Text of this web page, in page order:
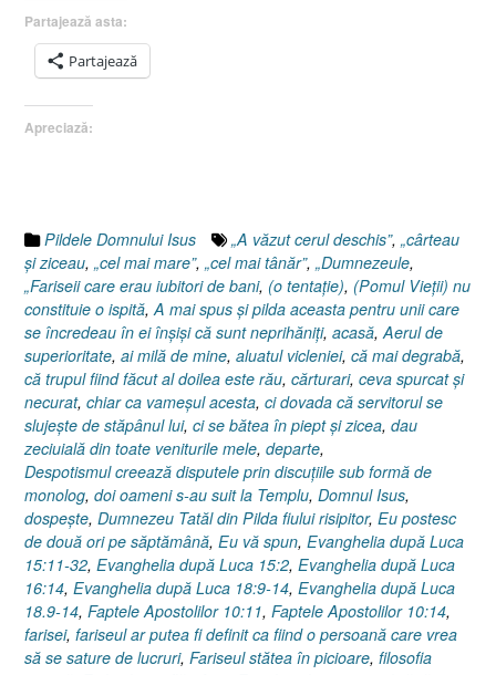
vameşului
şi
a
fariseului”
Partajează asta:
Partajează
Apreciază:
Pildele Domnului Isus „A văzut cerul deschis”, „cârteau
şi ziceau, „cel mai mare”, „cel mai tânăr”, „Dumnezeule,
„Fariseii care erau iubitori de bani, (o tentaţie), (Pomul Vieţii) nu
constituie o ispită,A mai spus şi pilda aceasta pentru unii care
se încredeau în ei înşişi că sunt neprihăniţi, acasă,Aerul de
superioritate, ai milă de mine, aluatul vicleniei, că mai degrabă,
că trupul fiind făcut al doilea este rău, cărturari, ceva spurcat şi
necurat, chiar ca vameşul acesta, ci dovada că servitorul se
slujeşte de stăpânul lui, ci se bătea în piept şi zicea, dau
zeciuială din toate veniturile mele, departe,
Despotismul creează disputele prin discuţiile sub formă de
monolog, doi oameni s-au suit la Templu, Domnul Isus,
dospeşte, Dumnezeu Tatăl din Pilda fiului risipitor, Eu postesc
de două ori pe săptămână, Eu vă spun, Evanghelia după Luca
15:11-32, Evanghelia după Luca 15:2, Evanghelia după Luca
16:14, Evanghelia după Luca 18:9-14, Evanghelia după Luca
18.9-14, Faptele Apostolilor 10:11, Faptele Apostolilor 10:14,
farisei, fariseul ar putea fi definit ca fiind o persoană care vrea
să se sature de lucruri, Fariseul stătea în picioare, filosofia